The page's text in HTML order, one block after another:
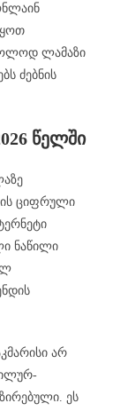
ლამაზი
ძებნის
წელში
ციფრული
ნაწილი
არ
ეს